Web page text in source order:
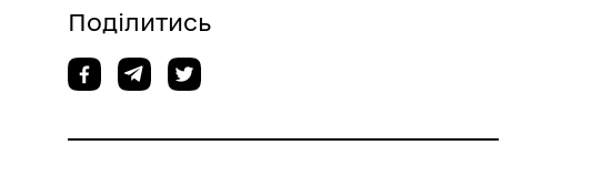
Безбар’єрний простір
Поділитись